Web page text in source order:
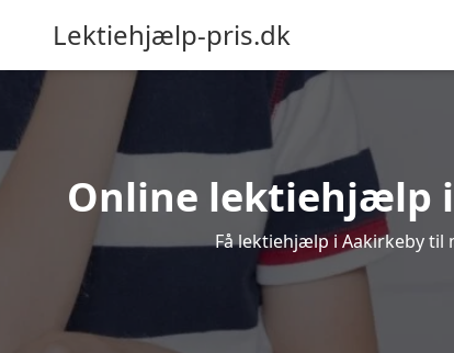
Lektiehjælp-pris.dk
Online lektiehjælp
Få lektiehjælp i Aakirkeby til